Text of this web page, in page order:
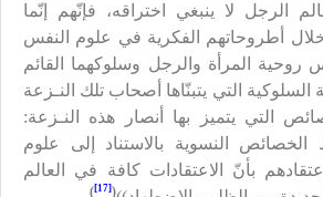
الرجل لا ينبغي اختراقه، فإنّهم إنّما
أطروحاتهم الفكرية في علوم النفس
روحية المرأة والرجل وسلوكهما القائم
التي يتبنّاها أصحاب تلك النـزعة
التي يتميز بها أنصار هذه النـزعة:
النسوية بالاستناد إلى علوم
بأنّ الاعتقادات كافة في العالم
(
[17]
)